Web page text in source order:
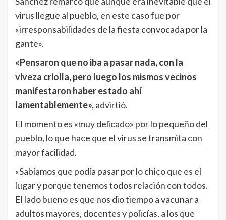
virus llegue al pueblo, en este caso fue por
«irresponsabilidades de la fiesta convocada por la
gante».
«Pensaron que no iba a pasar nada, con la
viveza criolla, pero luego los mismos vecinos
manifestaron haber estado ahí
lamentablemente»,advirtió.
El momento es «muy delicado» por lo pequeño del
pueblo, lo que hace que el virus se transmita con
mayor facilidad.
«Sabíamos que podía pasar por lo chico que es el
lugar y porque tenemos todos relación con todos.
El lado bueno es que nos dio tiempo a vacunar a
adultos mayores, docentes y policías, a los que